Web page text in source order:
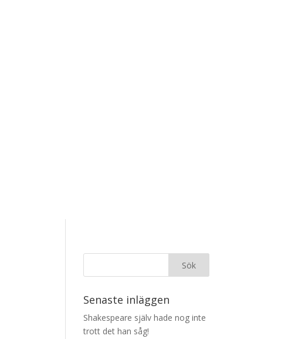
Senaste inläggen
Shakespeare själv hade nog inte
trott det han såg!